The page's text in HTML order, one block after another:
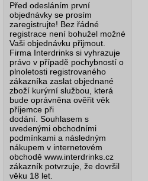
Před odesláním první
objednávky se prosím
zaregistrujte! Bez řádné
registrace není bohužel možné
Vaši objednávku přijmout.
Firma Interdrinks si vyhrazuje
právo v případě pochybností o
plnoletosti registrovaného
zákazníka zaslat objednané
zboží kurýrní službou, která
bude oprávněna ověřit věk
příjemce při
dodání. Souhlasem s
uvedenými obchodními
podmínkami a následným
nákupem v internetovém
obchodě www.interdrinks.cz
zákazník potvrzuje, že dovršil
věku 18 let.